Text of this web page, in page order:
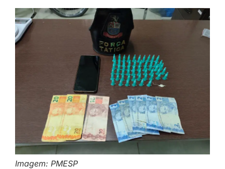
Imagem: PMESP